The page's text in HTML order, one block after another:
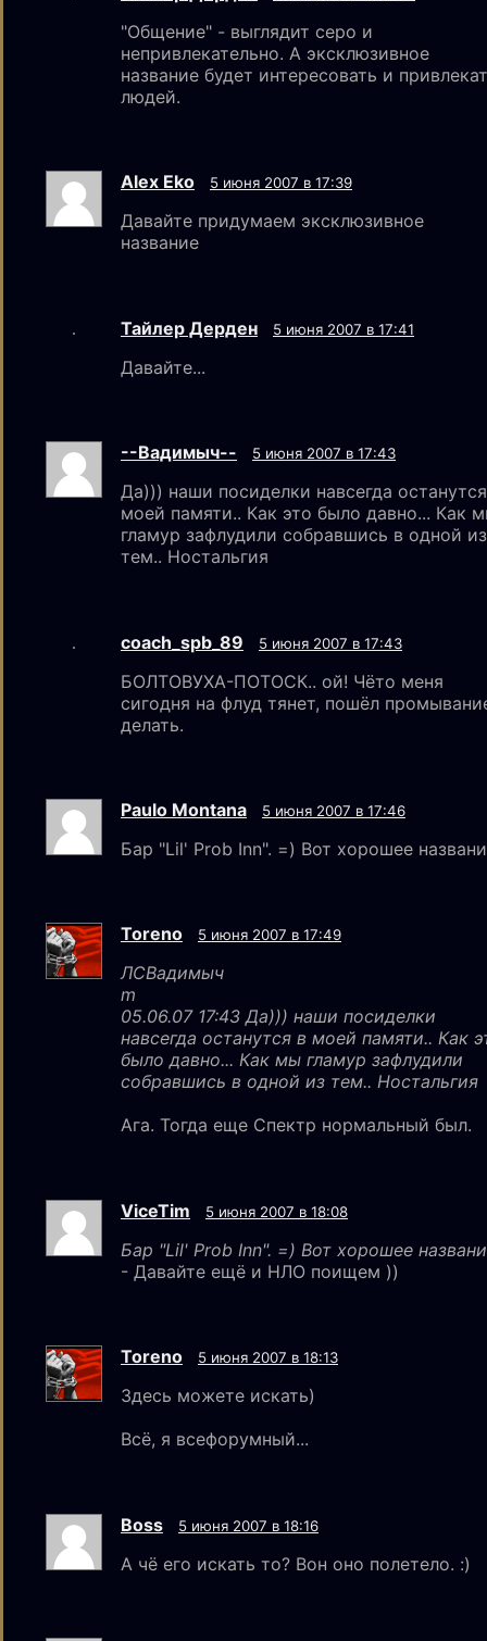
"Общение" - выглядит серо и
непривлекательно. А эксклюзивное
название будет интересовать и
людей.
Alex Eko 5 июня 2007 в 17:39
Давайте придумаем эксклюзивное
название
Тайлер Дерден 5 июня 2007 в 17:41
Давайте...
--Вадимыч-- 5 июня 2007 в 17:43
Да))) наши посиделки навсегда
моей памяти.. Как это было давно... Как
гламур зафлудили собравшись в одной из
тем.. Ностальгия
coach_spb_89 5 июня 2007 в 17:43
БОЛТОВУХА-ПОТОСК.. ой! Чёто меня
сигодня на флуд тянет, пошёл
делать.
Paulo Montana 5 июня 2007 в 17:46
Бар "Lil' Prob Inn". =) Вот хорошее
Toreno 5 июня 2007 в 17:49
ЛСВaдимыч
m
05.06.07 17:43 Да))) наши посиделки
навсегда останутся в моей памяти.. Как
было давно... Как мы гламур зафлудили
собравшись в одной из тем.. Ностальгия
Ага. Тогда еще Спектр нормальный был.
ViceTim 5 июня 2007 в 18:08
Бар "Lil' Prob Inn". =) Вот хорошее
- Давайте ещё и НЛО поищем ))
Toreno 5 июня 2007 в 18:13
Здесь можете искать)
Всё, я всефорумный...
Boss 5 июня 2007 в 18:16
А чё его искать то? Вон оно полетело. :)